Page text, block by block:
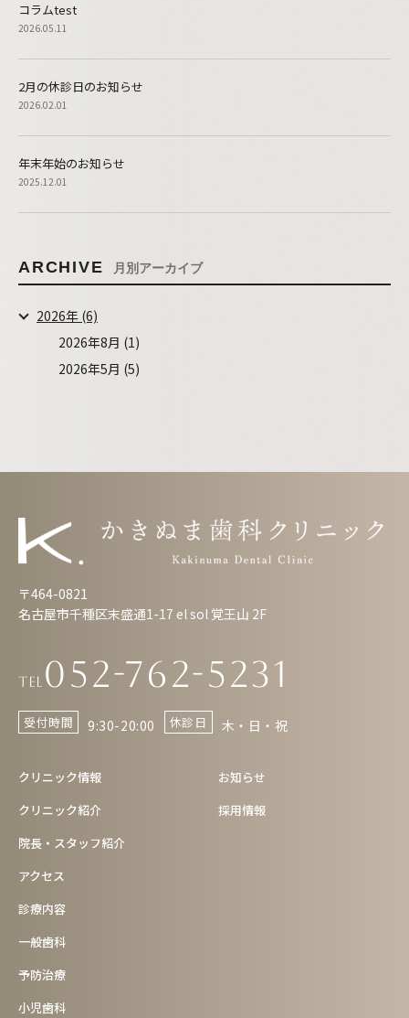
コラムtest
2026.05.11
2月の休診日のお知らせ
2026.02.01
年末年始のお知らせ
2025.12.01
ARCHIVE 月別アーカイブ
2026年 (6)
2026年8月 (1)
2026年5月 (5)
〒464-0821
名古屋市千種区末盛通1-17 el sol 覚王山 2F
Tel 052-762-5231
受付時間 9:30-20:00 休診日 木・日・祝
クリニック情報
クリニック紹介
院長・スタッフ紹介
アクセス
診療内容
一般歯科
予防治療
小児歯科
お知らせ
採用情報